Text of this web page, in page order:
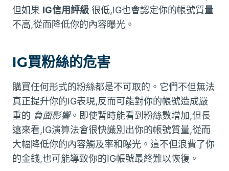
但如果 IG信用評級 很低,IG也會認定你的帳號質量
不高,從而降低你的內容曝光。
IG買粉絲的危害
購買任何形式的粉絲都是不可取的。它們不但無法
真正提升你的IG表現,反而可能對你的帳號造成嚴
重的 負面影響。即使暫時能看到粉絲數增加,但長
遠來看,IG演算法會很快識別出你的帳號質量,從而
大幅降低你的內容觸及率和曝光。這不但浪費了你
的金錢,也可能導致你的IG帳號最終難以恢復。